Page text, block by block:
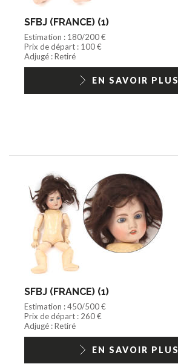
SFBJ (FRANCE) (1)
Estimation : 180/200 €
Prix de départ : 100 €
Adjugé : Retiré
EN SAVOIR PLUS
SFBJ (FRANCE) (1)
Estimation : 450/500 €
Prix de départ : 260 €
Adjugé : Retiré
EN SAVOIR PLUS